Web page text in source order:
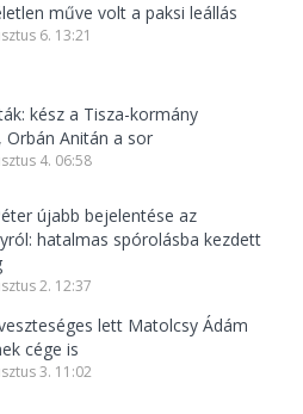
műve volt a paksi leállás
6. 13:21
kész a Tisza-kormány
Orbán Anitán a sor
4. 06:58
újabb bejelentése az
hatalmas spórolásba kezdett
2. 12:37
lett Matolcsy Ádám
cége is
3. 11:02